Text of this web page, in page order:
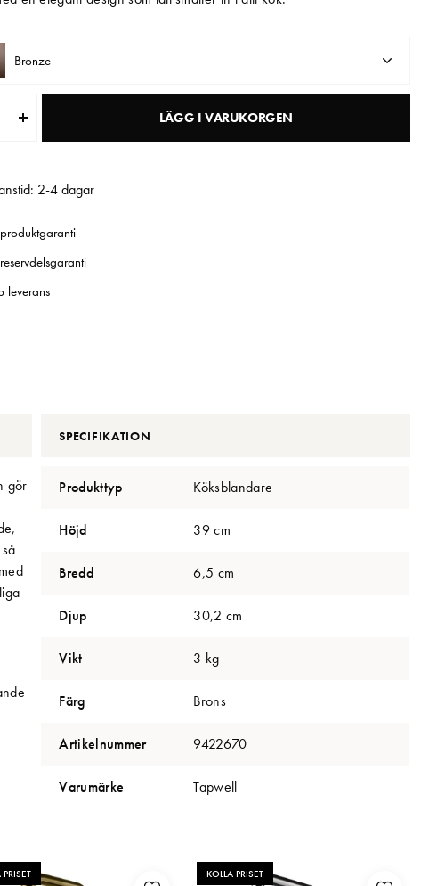
Bronze
LÄGG I VARUKORGEN
2-4 dagar
leverans
gör
SPECIFIKATION
Produkttyp Köksblandare
Höjd 39 cm
Bredd 6,5 cm
Djup 30,2 cm
Vikt 3 kg
Färg Brons
Artikelnummer 9422670
Varumärke Tapwell
KOLLA PRISET